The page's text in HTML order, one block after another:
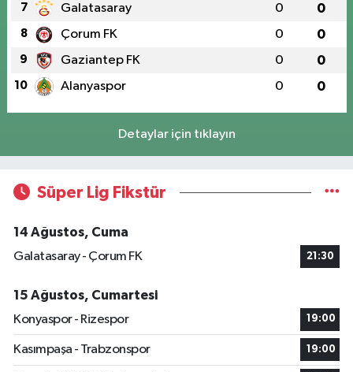
7 Galatasaray 0 0
8 Çorum FK 0 0
9 Gaziantep FK 0 0
10 Alanyaspor 0 0
Detaylar için tıklayın
Süper Lig Fikstür
14 Ağustos, Cuma
Galatasaray - Çorum FK
21:30
15 Ağustos, Cumartesi
Konyaspor - Rizespor
19:00
Kasımpaşa - Trabzonspor 19:00